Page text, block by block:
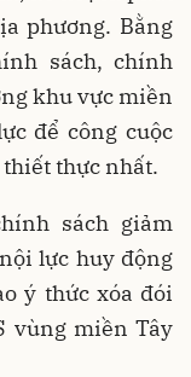
phương. Bằng
sách, chính
khu vực miền
để công cuộc
thực nhất.
sách giảm
lực huy động
ý thức xóa đói
vùng miền Tây